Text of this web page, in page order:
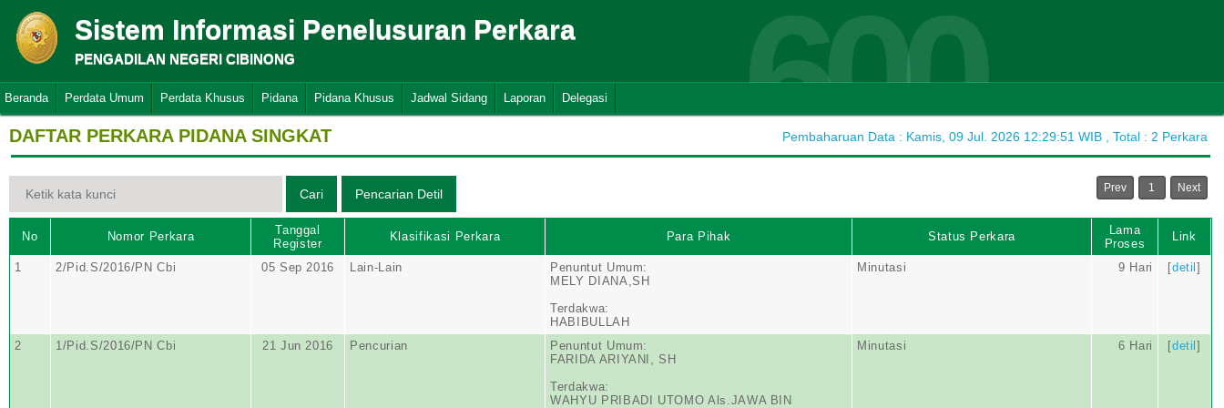
Sistem Informasi Penelusuran Perkara
PENGADILAN NEGERI CIBINONG 600
Beranda Perdata Umum Perdata Khusus Pidana Pidana Khusus Jadwal Sidang Laporan Delegasi
DAFTAR PERKARA PIDANA SINGKAT Pembaharuan Data : Kamis, 09 Jul. 2026 12:29:51 WIB , Total : 2 Perkara
Prev 1 Next
No Nomor Perkara
Tanggal
Register
Klasifikasi Perkara Para Pihak Status Perkara
Lama
Proses
Link
1 2/Pid.S/2016/PN Cbi 05 Sep 2016 Lain-Lain
Penuntut Umum:
MELY DIANA,SH
Terdakwa:
HABIBULLAH
Minutasi 9 Hari [detil]
2 1/Pid.S/2016/PN Cbi 21 Jun 2016 Pencurian
Penuntut Umum:
FARIDA ARIYANI, SH
Terdakwa:
WAHYU PRIBADI UTOMO Als.JAWA BIN
Minutasi 6 Hari [detil]